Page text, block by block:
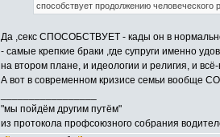
способствует продолжению
Да ,секс СПОСОБСТВУЕТ - кады он в
- самые крепкие браки ,где супруги именно
на втором плане, и идеологии и религия, и всё-
А вот в современном кризисе семьи вообще
"мы пойдём другим путём"
из протокола профсоюзного собрания